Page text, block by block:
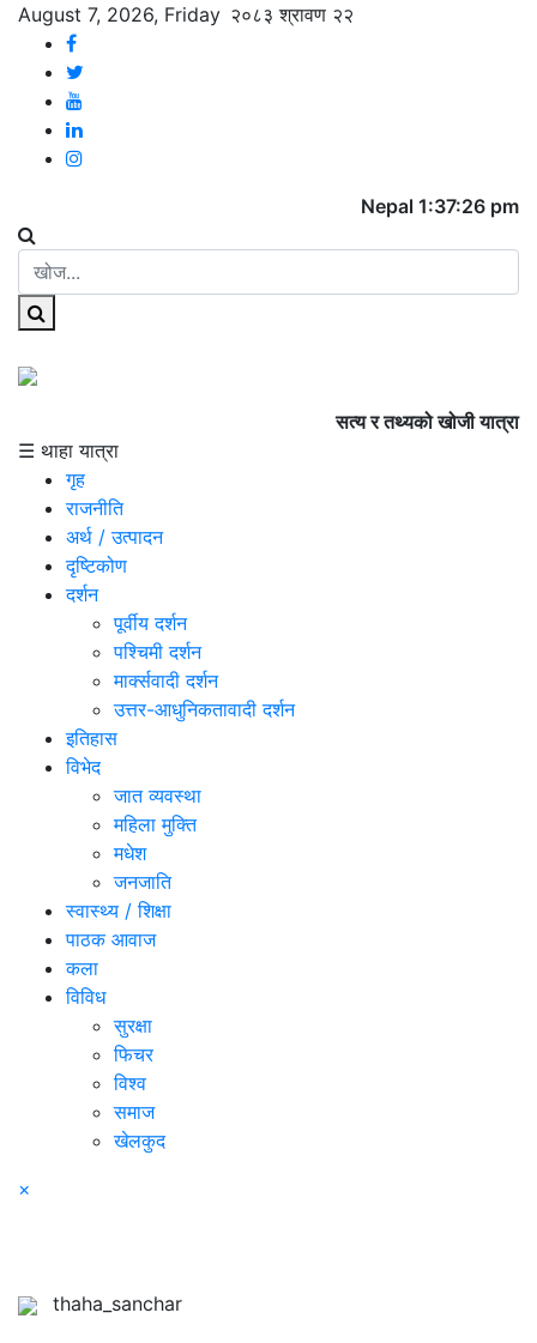
August 7, 2026, Friday २०८३ श्रावण २२
Nepal 1:37:26 pm
सत्य र तथ्यको खोजी यात्रा
☰ थाहा यात्रा
गृह
राजनीति
अर्थ / उत्पादन
दृष्टिकोण
दर्शन
पूर्वीय दर्शन
पश्चिमी दर्शन
मार्क्सवादी दर्शन
उत्तर-आधुनिकतावादी दर्शन
इतिहास
विभेद
जात व्यवस्था
महिला मुक्ति
मधेश
जनजाति
स्वास्थ्य / शिक्षा
पाठक आवाज
कला
विविध
सुरक्षा
फिचर
विश्व
समाज
खेलकुद
×
thaha_sanchar